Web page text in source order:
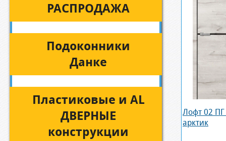
РАСПРОДАЖА
Подоконники
Данке
Пластиковые и AL
ДВЕРНЫЕ
конструкции
Лофт 02 ПГ
арктик